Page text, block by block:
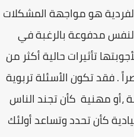
هو مواجهة المشكلات
مدفوعة بالرغبة في
تأثيرات حالية أكثر من
. فقد تكون الأسئلة تربوية
،أو مهنية كأن تجند الناس
كأن تحدد وتساعد أولئك